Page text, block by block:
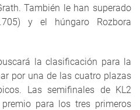
También le han superado
y el húngaro Rozbora
la clasificación para la
por una de las cuatro plazas
Las semifinales de KL2
para los tres primeros